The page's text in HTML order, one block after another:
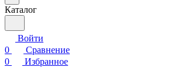
Каталог
Войти
0
Сравнение
0
Избранное